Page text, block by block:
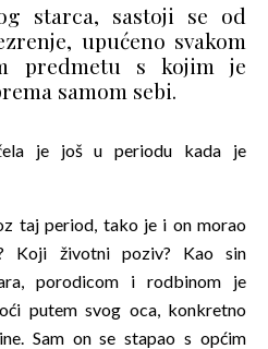
starca, sastoji se od
upućeno svakom
predmetu s kojim je
samom sebi.
je još u periodu kada je
taj period, tako je i on morao
Koji životni poziv? Kao sin
porodicom i rodbinom je
putem svog oca, konkretno
Sam on se stapao s općim